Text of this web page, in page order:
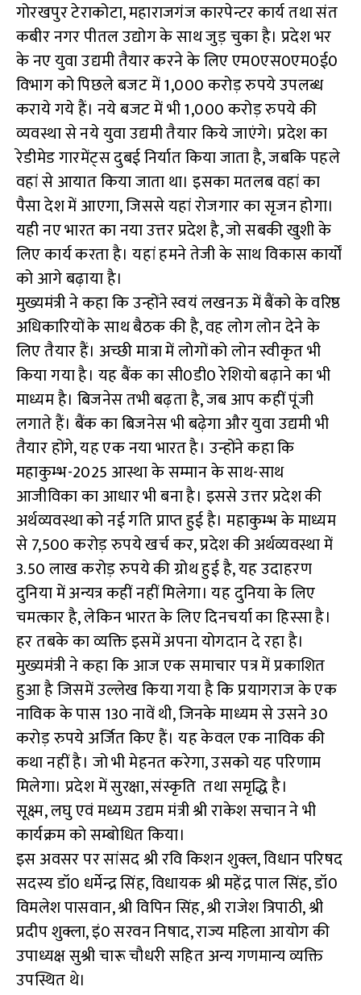
गोरखपुर टेराकोटा, महाराजगंज कारपेन्टर कार्य तथा संत
कबीर नगर पीतल उद्योग के साथ जुड़ चुका है। प्रदेश भर
के नए युवा उद्यमी तैयार करने के लिए एम0एस0एम0ई0
विभाग को पिछले बजट में 1,000 करोड़ रुपये उपलब्ध
कराये गये हैं। नये बजट में भी 1,000 करोड़ रुपये की
व्यवस्था से नये युवा उद्यमी तैयार किये जाएंगे। प्रदेश का
रेडीमेड गारमेंट्स दुबई निर्यात किया जाता है, जबकि पहले
वहां से आयात किया जाता था। इसका मतलब वहां का
पैसा देश में आएगा, जिससे यहां रोजगार का सृजन होगा।
यही नए भारत का नया उत्तर प्रदेश है, जो सबकी खुशी के
लिए कार्य करता है। यहां हमने तेजी के साथ विकास कार्यों
को आगे बढ़ाया है।
मुख्यमंत्री ने कहा कि उन्होंने स्वयं लखनऊ में बैंको के वरिष्ठ
अधिकारियों के साथ बैठक की है, वह लोग लोन देने के
लिए तैयार हैं। अच्छी मात्रा में लोगों को लोन स्वीकृत भी
किया गया है। यह बैंक का सी0डी0 रेशियो बढ़ाने का भी
माध्यम है। बिजनेस तभी बढ़ता है, जब आप कहीं पूंजी
लगाते हैं। बैंक का बिजनेस भी बढ़ेगा और युवा उद्यमी भी
तैयार होंगे, यह एक नया भारत है। उन्होंने कहा कि
महाकुम्भ-2025 आस्था के सम्मान के साथ-साथ
आजीविका का आधार भी बना है। इससे उत्तर प्रदेश की
अर्थव्यवस्था को नई गति प्राप्त हुई है। महाकुम्भ के माध्यम
से 7,500 करोड़ रुपये खर्च कर, प्रदेश की अर्थव्यवस्था में
3.50 लाख करोड़ रुपये की ग्रोथ हुई है, यह उदाहरण
दुनिया में अन्यत्र कहीं नहीं मिलेगा। यह दुनिया के लिए
चमत्कार है, लेकिन भारत के लिए दिनचर्या का हिस्सा है।
हर तबके का व्यक्ति इसमें अपना योगदान दे रहा है।
मुख्यमंत्री ने कहा कि आज एक समाचार पत्र में प्रकाशित
हुआ है जिसमें उल्लेख किया गया है कि प्रयागराज के एक
नाविक के पास 130 नावें थी, जिनके माध्यम से उसने 30
करोड़ रुपये अर्जित किए हैं। यह केवल एक नाविक की
कथा नहीं है। जो भी मेहनत करेगा, उसको यह परिणाम
मिलेगा। प्रदेश में सुरक्षा, संस्कृति तथा समृद्धि है।
सूक्ष्म, लघु एवं मध्यम उद्यम मंत्री श्री राकेश सचान ने भी
कार्यक्रम को सम्बोधित किया।
इस अवसर पर सांसद श्री रवि किशन शुक्ल, विधान परिषद
सदस्य डॉ0 धर्मेन्द्र सिंह, विधायक श्री महेंद्र पाल सिंह, डॉ0
विमलेश पासवान, श्री विपिन सिंह, श्री राजेश त्रिपाठी, श्री
प्रदीप शुक्ला, इं0 सरवन निषाद, राज्य महिला आयोग की
उपाध्यक्ष सुश्री चारू चौधरी सहित अन्य गणमान्य व्यक्ति
उपस्थित थे।